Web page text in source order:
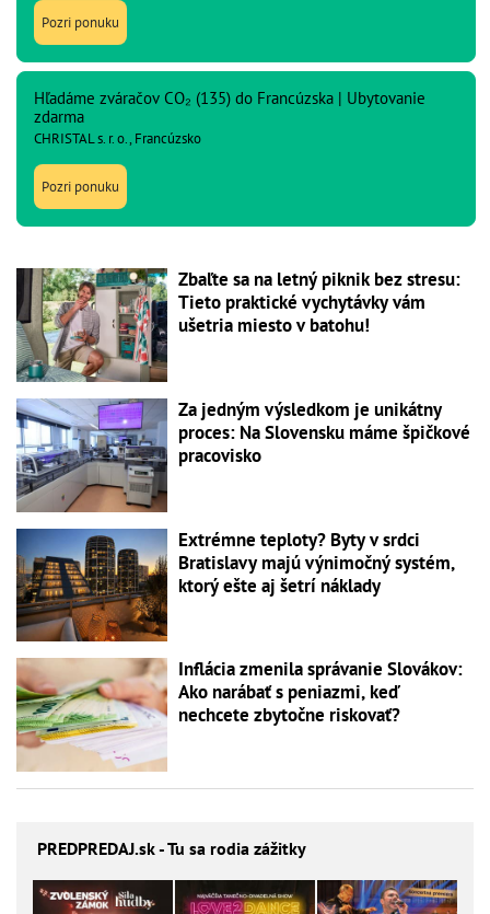
Pozri ponuku
Hľadáme zváračov CO₂ (135) do Francúzska | Ubytovanie
zdarma
CHRISTAL s. r. o., Francúzsko
Pozri ponuku
Zbaľte sa na letný piknik bez stresu:
Tieto praktické vychytávky vám
ušetria miesto v batohu!
Za jedným výsledkom je unikátny
proces: Na Slovensku máme špičkové
pracovisko
Extrémne teploty? Byty v srdci
Bratislavy majú výnimočný systém,
ktorý ešte aj šetrí náklady
Inflácia zmenila správanie Slovákov:
Ako narábať s peniazmi, keď
nechcete zbytočne riskovať?
PREDPREDAJ.sk - Tu sa rodia zážitky